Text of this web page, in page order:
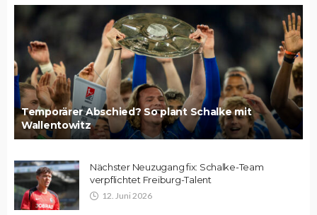
Temporärer Abschied? So plant Schalke mit
Wallentowitz
Nächster Neuzugang fix: Schalke-Team
verpflichtet Freiburg-Talent
12. Juni 2026